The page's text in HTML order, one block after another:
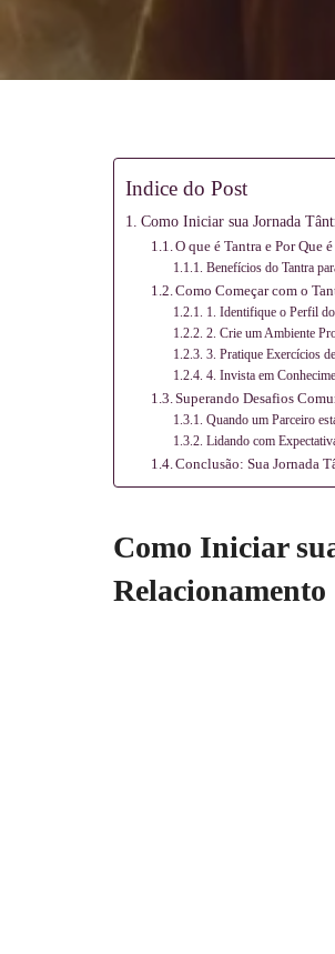
e
Massagem
Indice do Post
Como Iniciar sua Jornada
O que é Tantra e Por Que
Benefícios do Tantra
Como Começar com o
1. Identifique o Perfil
2. Crie um Ambiente
3. Pratique Exercícios
4. Invista em
Superando Desafios
Quando um Parceiro
Lidando com
Conclusão: Sua Jornada
Como Iniciar
Relacionamento